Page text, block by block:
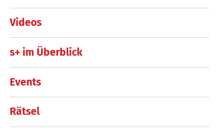
Videos
s+ im Überblick
Events
Rätsel